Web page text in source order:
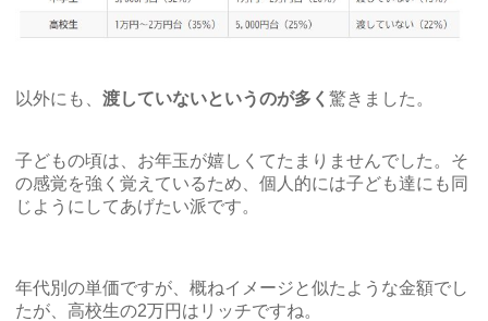
以外にも、渡していないというのが多く驚きました。
子どもの頃は、お年玉が嬉しくてたまりませんでした。そ
の感覚を強く覚えているため、個人的には子ども達にも同
じようにしてあげたい派です。
年代別の単価ですが、概ねイメージと似たような金額でし
たが、高校生の2万円はリッチですね。